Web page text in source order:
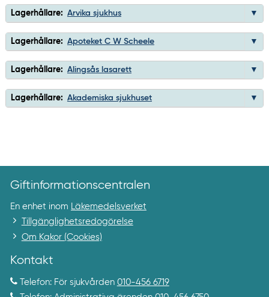
Lagerhållare: Arvika sjukhus
Lagerhållare: Apoteket C W Scheele
Lagerhållare: Alingsås lasarett
Lagerhållare: Akademiska sjukhuset
Giftinformationscentralen
En enhet inom
Läkemedelsverket
Tillgänglighetsredogörelse
Om Kakor (Cookies)
Kontakt
Telefon: För sjukvården 010-456 6719